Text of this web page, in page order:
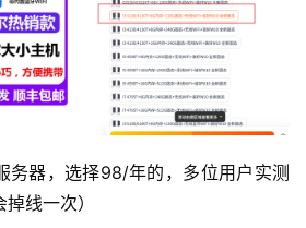
务器，选择98/年的，多位用户实测
线一次）